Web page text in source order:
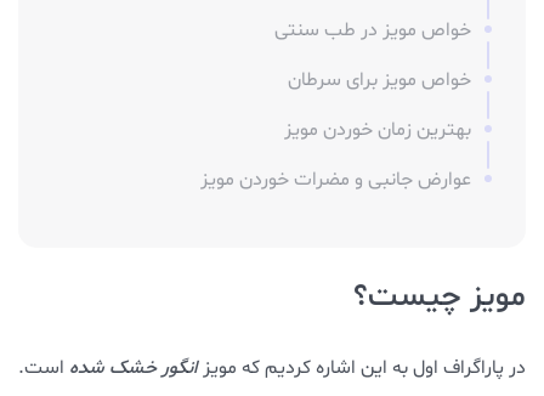
خواص مویز در طب سنتی
خواص مویز برای سرطان
بهترین زمان خوردن مویز
عوارض جانبی و مضرات خوردن مویز
مویز چیست؟
در پاراگراف اول به این اشاره کردیم که مویزانگور خشک شده است.